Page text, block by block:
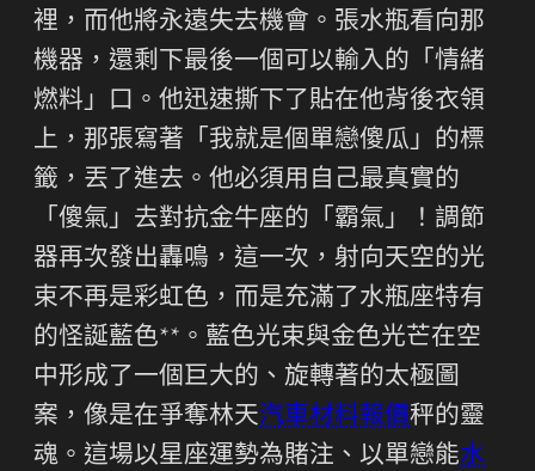
裡，而他將永遠失去機會。張水瓶看向那
機器，還剩下最後一個可以輸入的「情緒
燃料」口。他迅速撕下了貼在他背後衣領
上，那張寫著「我就是個單戀傻瓜」的標
籤，丟了進去。他必須用自己最真實的
「傻氣」去對抗金牛座的「霸氣」！調節
器再次發出轟鳴，這一次，射向天空的光
束不再是彩虹色，而是充滿了水瓶座特有
的怪誕藍色**。藍色光束與金色光芒在空
中形成了一個巨大的、旋轉著的太極圖
案，像是在爭奪林天汽車材料報價秤的靈
魂。這場以星座運勢為賭注、以單戀能水